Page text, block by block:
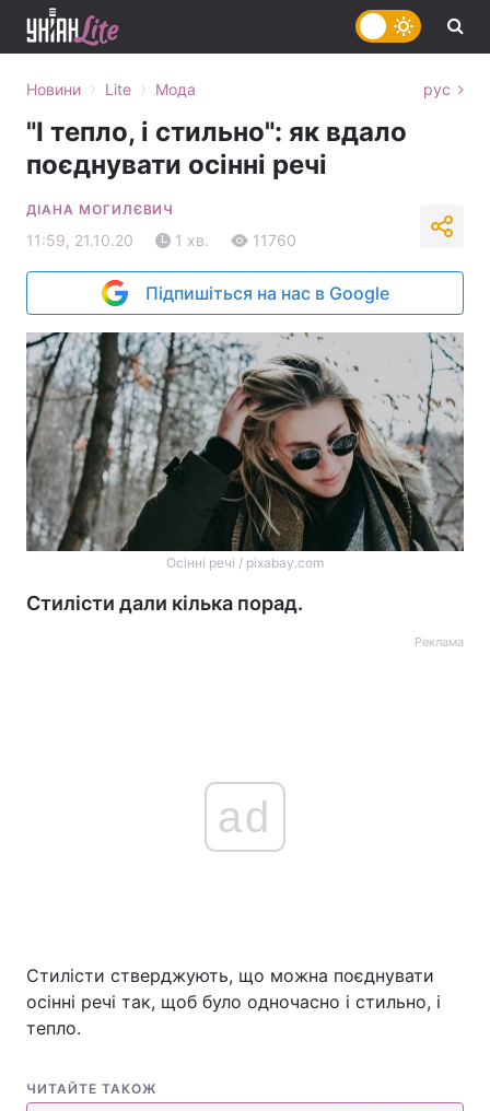
Новини › Lite › Мода рус
"І тепло, і стильно": як вдало
поєднувати осінні речі
ДІАНА МОГИЛЄВИЧ
11:59, 21.10.20 1 хв. 11760
Підпишіться на нас в Google
Осінні речі / pixabay.com
Стилісти дали кілька порад.
Реклама
ad
Стилісти стверджують, що можна поєднувати
осінні речі так, щоб було одночасно і стильно, і
тепло.
ЧИТАЙТЕ ТАКОЖ